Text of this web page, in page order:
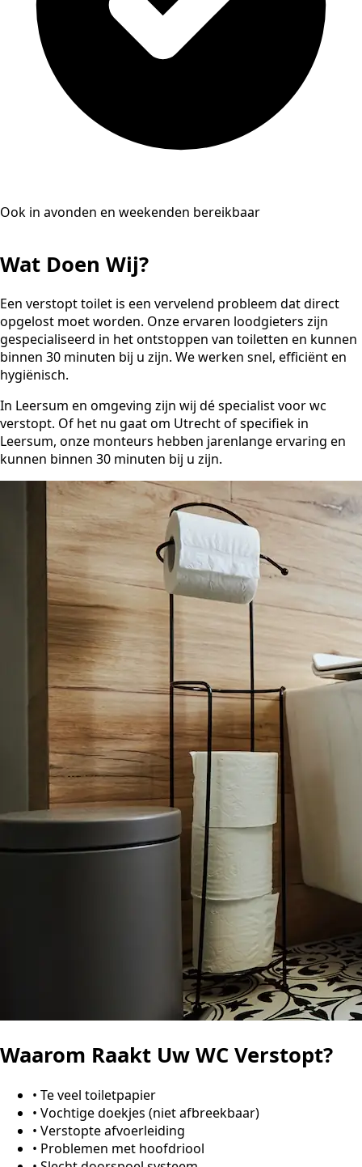
Ook in avonden en weekenden bereikbaar
Wat Doen Wij?
Een verstopt toilet is een vervelend probleem dat direct
opgelost moet worden. Onze ervaren loodgieters zijn
gespecialiseerd in het ontstoppen van toiletten en kunnen
binnen 30 minuten bij u zijn. We werken snel, efficiënt en
hygiënisch.
In Leersum en omgeving zijn wij dé specialist voor wc
verstopt. Of het nu gaat om Utrecht of specifiek in
Leersum, onze monteurs hebben jarenlange ervaring en
kunnen binnen 30 minuten bij u zijn.
Waarom Raakt Uw WC Verstopt?
• Te veel toiletpapier
• Vochtige doekjes (niet afbreekbaar)
• Verstopte afvoerleiding
• Problemen met hoofdriool